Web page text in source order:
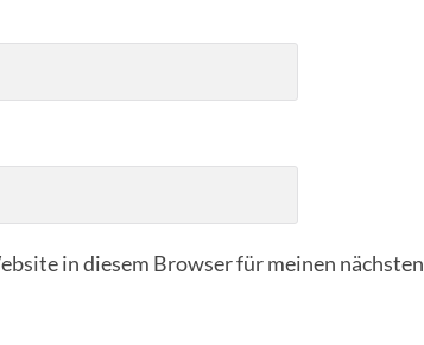
in diesem Browser für meinen nächsten